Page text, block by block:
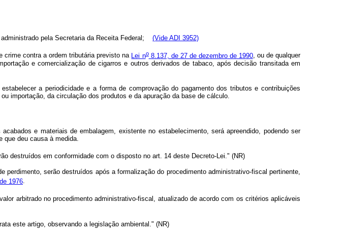
pela Secretaria da Receita Federal; (Vide ADI 3952)
crime contra a ordem tributária previsto na Lei no8.137, de 27 de dezembro de 1990, ou de qualquer
e comercialização de cigarros e outros derivados de tabaco, após decisão transitada em
a periodicidade e a forma de comprovação do pagamento dos tributos e contribuições
importação, da circulação dos produtos e da apuração da base de cálculo.
e materiais de embalagem, existente no estabelecimento, será apreendido, podendo ser
que deu causa à medida.
destruídos em conformidade com o disposto no art. 14 deste Decreto-Lei." (NR)
serão destruídos após a formalização do procedimento administrativo-fiscal pertinente,
1976.
arbitrado no procedimento administrativo-fiscal, atualizado de acordo com os critérios aplicáveis
este artigo, observando a legislação ambiental." (NR)